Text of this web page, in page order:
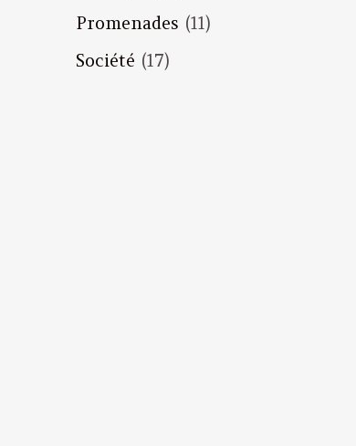
Promenades (11)
Société (17)